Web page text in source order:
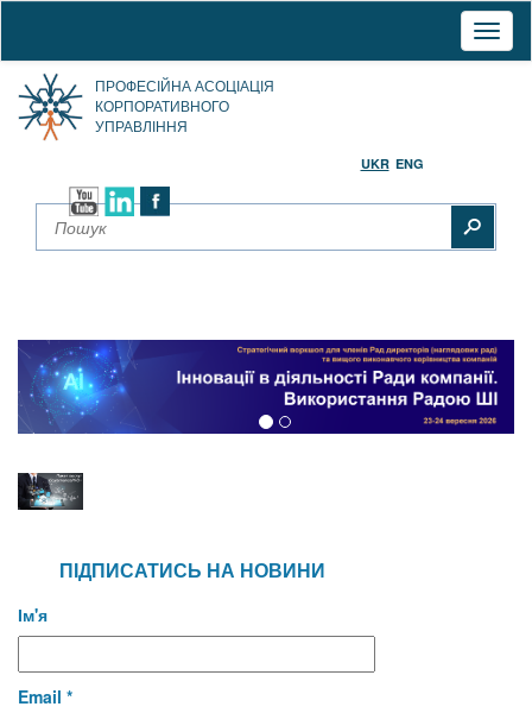
ПРОФЕСІЙНА АСОЦІАЦІЯ
КОРПОРАТИВНОГО
УПРАВЛІННЯ
UKR ENG
ПІДПИСАТИСЬ НА НОВИНИ
Ім'я
Email *